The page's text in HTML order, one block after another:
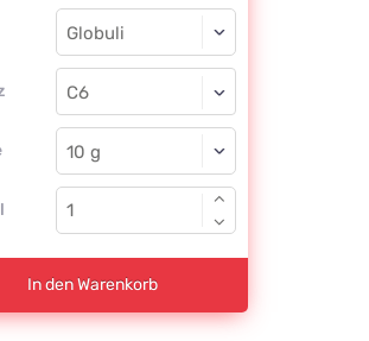
Form
Globuli
C6
Globuli
In den Warenkorb